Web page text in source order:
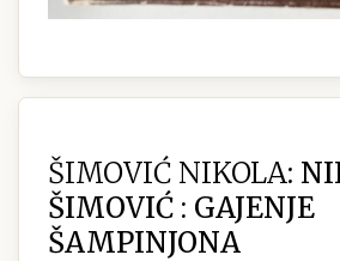
ŠIMOVIĆ NIKOLA:
ŠIMOVIĆ : GAJENJE
ŠAMPINJONA